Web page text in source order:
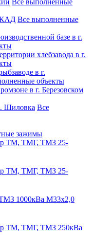
Все выполненные
базе в г.
хлебзавода в г.
в г.
объекты
в г. Березовском
Шиловка Все
зажимы
ТМ, ТМГ, ТМЗ 25-
ТМ, ТМГ, ТМЗ 25-
1000кВа М33х2,0
ТМ, ТМГ, ТМЗ 250кВа